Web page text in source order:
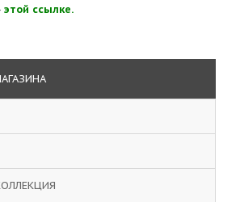
этой ссылке.